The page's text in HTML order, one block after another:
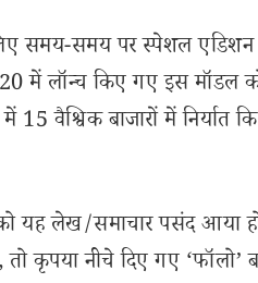
समय-समय पर स्पेशल एडिशन
में लॉन्च किए गए इस मॉडल
में 15 वैश्विक बाजारों में
यह लेख/समाचार पसंद आया
तो कृपया नीचे दिए गए